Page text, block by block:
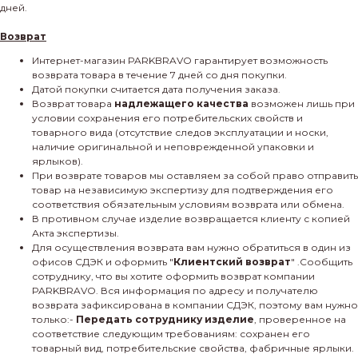
дней.
Возврат
Интернет-магазин PARKBRAVO гарантирует возможность
возврата товара в течение 7 дней со дня покупки.
Датой покупки считается дата получения заказа.
Возврат товара надлежащего качества возможен лишь при
условии сохранения его потребительских свойств и
товарного вида (отсутствие следов эксплуатации и носки,
наличие оригинальной и неповрежденной упаковки и
ярлыков).
При возврате товаров мы оставляем за собой право отправить
товар на независимую экспертизу для подтверждения его
соответствия обязательным условиям возврата или обмена.
В противном случае изделие возвращается клиенту с копией
Акта экспертизы.
Для осуществления возврата вам нужно обратиться в один из
офисов СДЭК и оформить "Клиентский возврат" .Сообщить
сотруднику, что вы хотите оформить возврат компании
PARKBRAVO. Вся информация по адресу и получателю
возврата зафиксирована в компании СДЭК, поэтому вам нужно
только:- Передать сотруднику изделие, проверенное на
соответствие следующим требованиям: сохранен его
товарный вид, потребительские свойства, фабричные ярлыки.